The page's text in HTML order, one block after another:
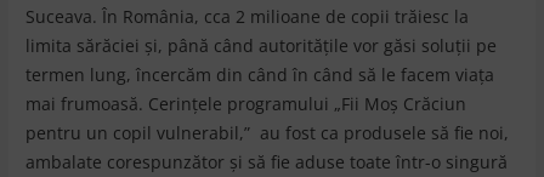
Suceava. În România, cca 2 milioane de copii trăiesc la
limita sărăciei şi, până când autorităţile vor găsi soluţii pe
termen lung, încercăm din când în când să le facem viaţa
mai frumoasă. Cerinţele programului „Fii Moș Crăciun
pentru un copil vulnerabil,” au fost ca produsele să fie noi,
ambalate corespunzător şi să fie aduse toate într-o singură